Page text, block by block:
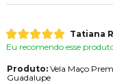
Tatiana
Eu recomendo esse
Produto:Vela Maço
Guadalupe